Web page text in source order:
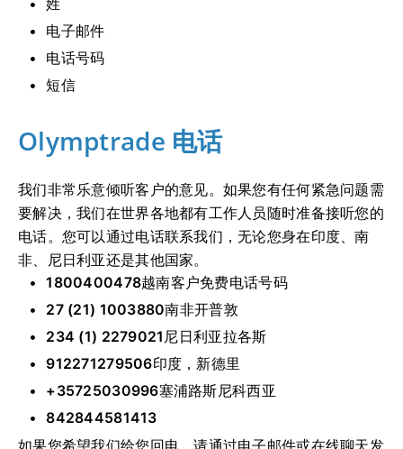
姓
电子邮件
电话号码
短信
Olymptrade 电话
我们非常乐意倾听客户的意见。如果您有任何紧急问题需
要解决，我们在世界各地都有工作人员随时准备接听您的
电话。您可以通过电话联系我们，无论您身在印度、南
非、尼日利亚还是其他国家。
1800400478越南客户免费电话号码
27 (21) 1003880南非开普敦
234 (1) 2279021 尼日利亚拉各斯
912271279506印度，新德里
+35725030996塞浦路斯尼科西亚
842844581413